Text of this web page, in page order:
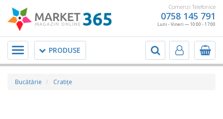
Comenzi Telefonice
0758 145 791
Luni - Vineri — 10:00 - 17:00
PRODUSE
Meniu
Bucătărie Cratiţe